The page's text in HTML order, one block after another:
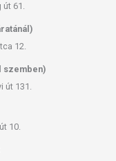
út 61.
12.
szemben)
út 131.
10.